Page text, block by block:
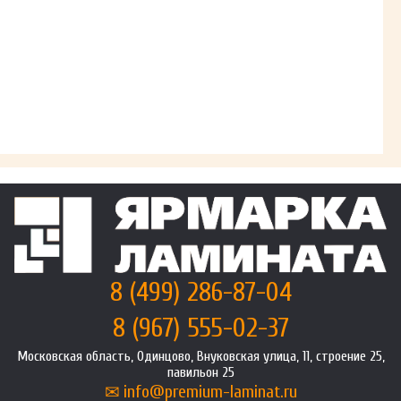
8 (499) 286-87-04
8 (967) 555-02-37
Московская область, Одинцово, Внуковская улица, 11, строение 25,
павильон 25
info@premium-laminat.ru